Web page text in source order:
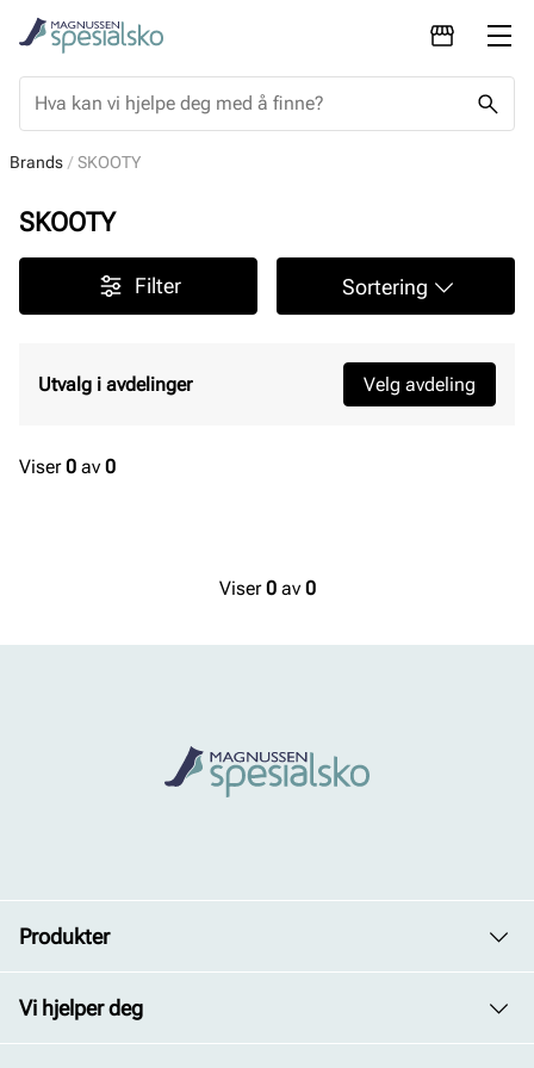
Brands SKOOTY
SKOOTY
Filter Sortering
Utvalg i avdelinger Velg avdeling
Viser0 av 0
Viser0av 0
Produkter
Dame
Herre
Vi hjelper deg